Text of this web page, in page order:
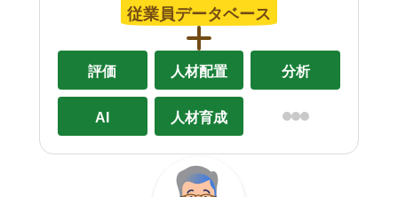
従業員データベース
評価 人材配置 分析
AI 人材育成